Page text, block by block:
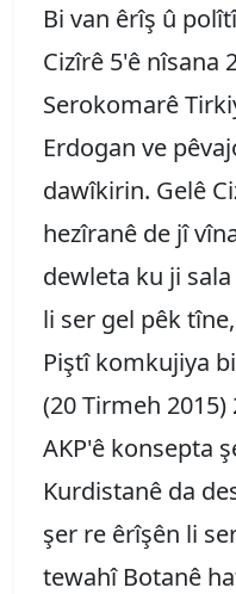
Bi van êrîş û
Cizîrê 5'ê nîsana
Serokomarê
Erdogan ve
dawîkirin. Gelê
hezîranê de jî
dewleta ku ji
li ser gel pêk
Piştî komkujiya
(20 Tirmeh
AKP'ê konsepta
Kurdistanê da
şer re êrîşên li
tewahî Botanê